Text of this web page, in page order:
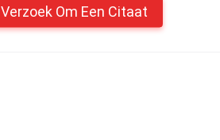
Verzoek Om Een Citaat